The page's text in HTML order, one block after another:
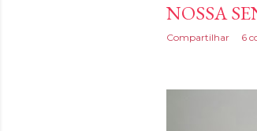
NOSSA
Compartilhar 6